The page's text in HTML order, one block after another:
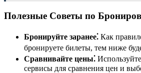
Полезные Советы по
Бронируйте заранее⁚ Как
бронируете билеты, тем ниже
Сравнивайте цены⁚
сервисы для сравнения цен и